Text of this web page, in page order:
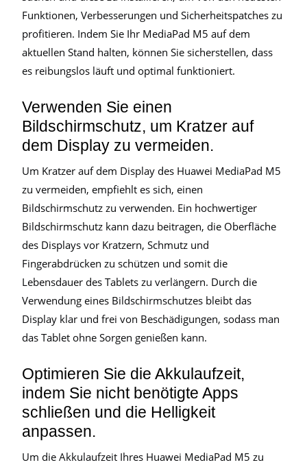
Funktionen, Verbesserungen und Sicherheitspatches zu
profitieren. Indem Sie Ihr MediaPad M5 auf dem
aktuellen Stand halten, können Sie sicherstellen, dass
es reibungslos läuft und optimal funktioniert.
Verwenden Sie einen
Bildschirmschutz, um Kratzer auf
dem Display zu vermeiden.
Um Kratzer auf dem Display des Huawei MediaPad M5
zu vermeiden, empfiehlt es sich, einen
Bildschirmschutz zu verwenden. Ein hochwertiger
Bildschirmschutz kann dazu beitragen, die Oberfläche
des Displays vor Kratzern, Schmutz und
Fingerabdrücken zu schützen und somit die
Lebensdauer des Tablets zu verlängern. Durch die
Verwendung eines Bildschirmschutzes bleibt das
Display klar und frei von Beschädigungen, sodass man
das Tablet ohne Sorgen genießen kann.
Optimieren Sie die Akkulaufzeit,
indem Sie nicht benötigte Apps
schließen und die Helligkeit
anpassen.
Um die Akkulaufzeit Ihres Huawei MediaPad M5 zu